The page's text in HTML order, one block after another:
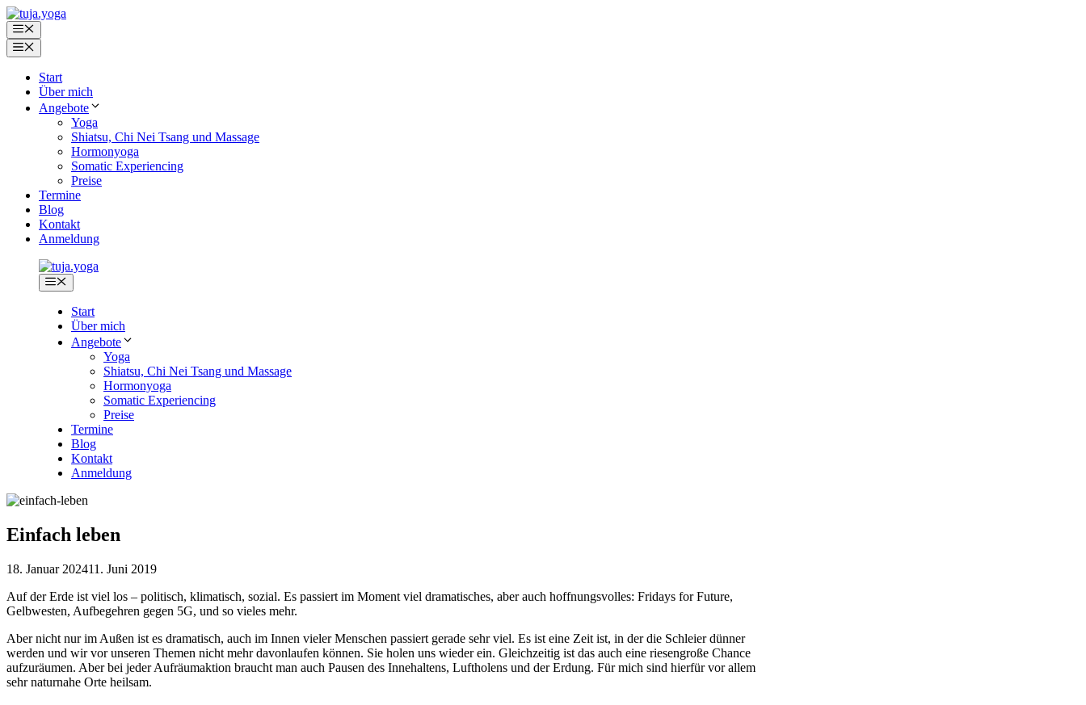
Zum
Inhalt
springen
Menü
Menü
Start
Über mich
Angebote
Yoga
Shiatsu, Chi Nei Tsang und Massage
Hormonyoga
Somatic Experiencing
Preise
Termine
Blog
Kontakt
Anmeldung
Menü
Start
Über mich
Angebote
Yoga
Shiatsu, Chi Nei Tsang und Massage
Hormonyoga
Somatic Experiencing
Preise
Termine
Blog
Kontakt
Anmeldung
Einfach leben
18. Januar 202411. Juni 2019
Auf der Erde ist viel los – politisch, klimatisch, sozial. Es passiert im Moment viel dramatisches, aber auch hoffnungsvolles: Fridays for Future,
Gelbwesten, Aufbegehren gegen 5G, und so vieles mehr.
Aber nicht nur im Außen ist es dramatisch, auch im Innen vieler Menschen passiert gerade sehr viel. Es ist eine Zeit ist, in der die Schleier dünner
werden und wir vor unseren Themen nicht mehr davonlaufen können. Sie holen uns wieder ein. Gleichzeitig ist das auch eine riesengroße Chance
aufzuräumen. Aber bei jeder Aufräumaktion braucht man auch Pausen des Innehaltens, Luftholens und der Erdung. Für mich sind hierfür vor allem
sehr naturnahe Orte heilsam.